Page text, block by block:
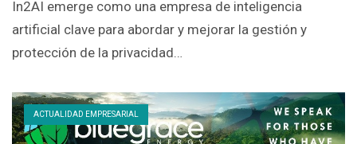
In2AI emerge como una empresa de inteligencia
artificial clave para abordar y mejorar la gestión y
protección de la privacidad…
ACTUALIDAD EMPRESARIAL